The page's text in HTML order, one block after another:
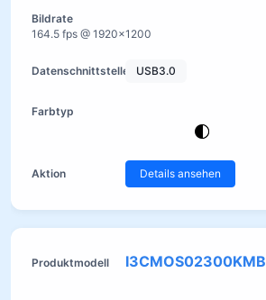
164.5 fps @ 1920×1200
USB3.0
Details ansehen
I3CMOS02300KMB